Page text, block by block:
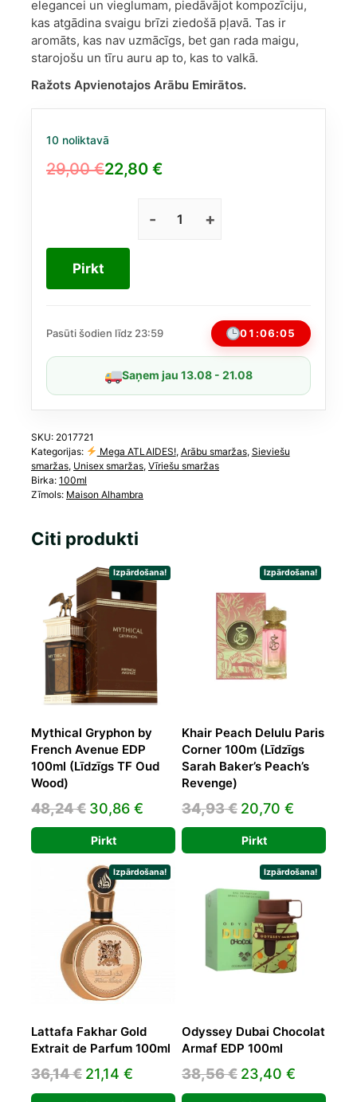
elegancei un vieglumam, piedāvājot kompozīciju,
kas atgādina svaigu brīzi ziedošā pļavā. Tas ir
aromāts, kas nav uzmācīgs, bet gan rada maigu,
starojošu un tīru auru ap to, kas to valkā.
Ražots Apvienotajos Arābu Emirātos.
10 noliktavā
29,00€
Original
29,00 €.
22,80 €
Current
22,80 €.
Maison
(līdzīgs
A
Rose)
daudzums
Pirkt
Pasūti šodien līdz 23:59 01:06:04
Saņem jau 13.08 - 21.08
SKU: 2017721
Kategorijas:
Mega ATLAIDES!, Arābu smaržas, Sieviešu
smaržas, Unisex smaržas, Vīriešu smaržas
Birka: 100ml
Zīmols: Maison Alhambra
Citi produkti
Izpārdošana!
Mythical Gryphon by
French Avenue EDP
100ml (Līdzīgs TF Oud
Wood)
48,24€ Original
price
was:
48,24 €.
30,86 € Current
price
is:
30,86 €.
Pirkt
Izpārdošana!
Khair Peach Delulu Paris
Corner 100m (Līdzīgs
Sarah Baker’s Peach’s
Revenge)
34,93€ Original
price
was:
34,93 €.
20,70 €
price
is:
20,70 €.
Pirkt
Izpārdošana!
Lattafa Fakhar Gold
Extrait de Parfum 100ml
36,14€ Original
price
21,14 € Current
price
Izpārdošana!
Odyssey Dubai Chocolat
Armaf EDP 100ml
38,56€ Original
price
23,40 €
price